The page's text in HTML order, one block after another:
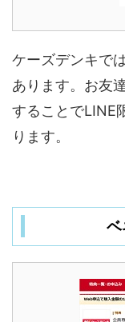
ケーズデンキで
あります。お友
することでLINE
ります。
ベ